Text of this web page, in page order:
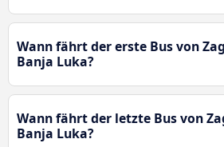
Wann fährt der erste Bus von
Banja Luka?
Wann fährt der letzte Bus von
Banja Luka?